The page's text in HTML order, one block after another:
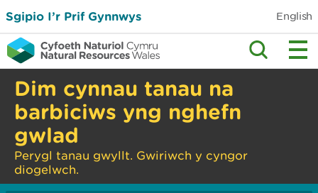
Sgipio I’r Prif Gynnwys English
Dim cynnau tanau na
barbiciws yng nghefn
gwlad
Perygl tanau gwyllt. Gwiriwch y cyngor
diogelwch.